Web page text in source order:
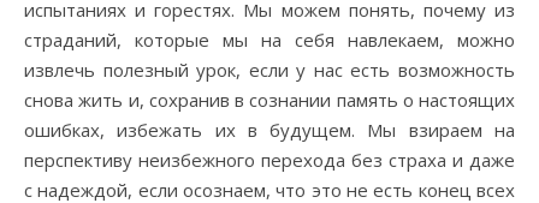
испытаниях и горестях. Мы можем понять, почему из
страданий, которые мы на себя навлекаем, можно
извлечь полезный урок, если у нас есть возможность
снова жить и, сохранив в сознании память о настоящих
ошибках, избежать их в будущем. Мы взираем на
перспективу неизбежного перехода без страха и даже
с надеждой, если осознаем, что это не есть конец всех